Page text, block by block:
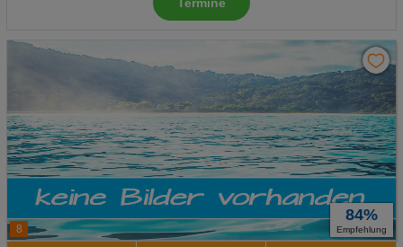
Termine
8
84%
Empfehlung